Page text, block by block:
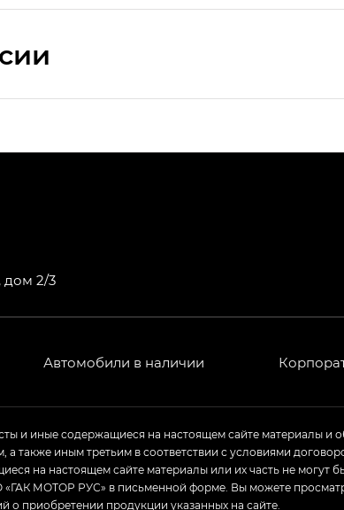
в комплектации Экс ПРЕМИУМ — EX
Би Передний привод — GB 2WD, Джи
Джи Эс — GS, Джи Эль с элементы
дом 2/3
Автомобили в наличии
и иные содержащиеся на настоящем сайте материалы
также иным третьим в соответствии с условиями
на настоящем сайте материалы или их часть не могут
МОТОР РУС» в письменной форме. Вы можете
о приобретении продукции указанных на сайте.